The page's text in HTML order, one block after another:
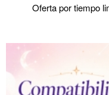
Oferta por tiempo